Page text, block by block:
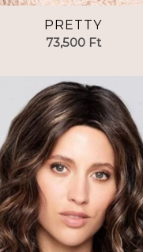
PRETTY
73,500 Ft